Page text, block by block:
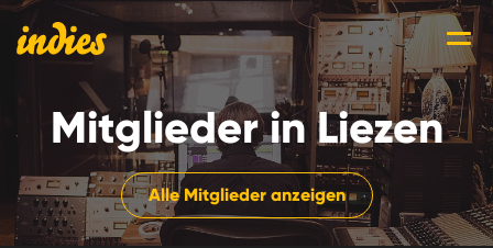
Mitglieder in Liezen
Alle Mitglieder anzeigen